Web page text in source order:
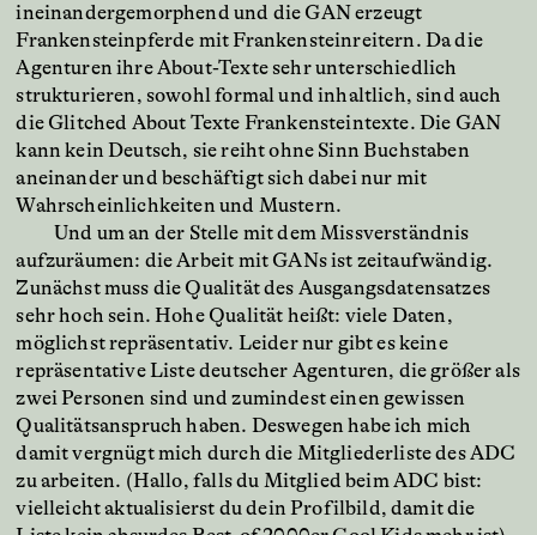
ineinandergemorphend und die GAN erzeugt
Frankensteinpferde mit Frankensteinreitern. Da die
Agenturen ihre About-Texte sehr unterschiedlich
strukturieren, sowohl formal und inhaltlich, sind auch
die Glitched About Texte Frankensteintexte. Die GAN
kann kein Deutsch, sie reiht ohne Sinn Buchstaben
aneinander und beschäftigt sich dabei nur mit
Wahrscheinlichkeiten und Mustern.
Und um an der Stelle mit dem Missverständnis
aufzuräumen: die Arbeit mit GANs ist zeitaufwändig.
Zunächst muss die Qualität des Ausgangsdatensatzes
sehr hoch sein. Hohe Qualität heißt: viele Daten,
möglichst repräsentativ. Leider nur gibt es keine
repräsentative Liste deutscher Agenturen, die größer als
zwei Personen sind und zumindest einen gewissen
Qualitätsanspruch haben. Deswegen habe ich mich
damit vergnügt mich durch die Mitgliederliste des ADC
zu arbeiten. (Hallo, falls du Mitglied beim ADC bist:
vielleicht aktualisierst du dein Profilbild, damit die